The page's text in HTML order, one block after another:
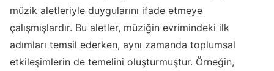
müzik aletleriyle duygularını ifade etmeye
çalışmışlardır. Bu aletler, müziğin evrimindeki ilk
adımları temsil ederken, aynı zamanda toplumsal
etkileşimlerin de temelini oluşturmuştur. Örneğin,